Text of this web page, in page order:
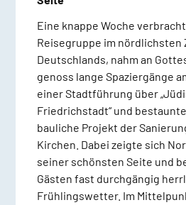
Eine knappe Woche
Reisegruppe im nördlichsten
Deutschlands, nahm an
genoss lange Spaziergänge
einer Stadtführung über
Friedrichstadt“ und
bauliche Projekt der
Kirchen. Dabei zeigte sich
seiner schönsten Seite und
Gästen fast durchgängig
Frühlingswetter. Im